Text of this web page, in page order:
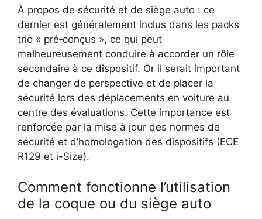
À propos de sécurité et de siège auto : ce
dernier est généralement inclus dans les packs
trio « pré‑conçus », ce qui peut
malheureusement conduire à accorder un rôle
secondaire à ce dispositif. Or il serait important
de changer de perspective et de placer la
sécurité lors des déplacements en voiture au
centre des évaluations. Cette importance est
renforcée par la mise à jour des normes de
sécurité et d’homologation des dispositifs (ECE
R129 et i-Size).
Comment fonctionne l’utilisation
de la coque ou du siège auto